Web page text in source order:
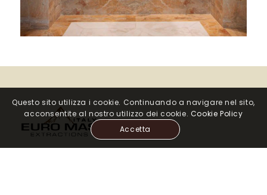
Questo sito utilizza i cookie. Continuando a navigare nel sito,
acconsentite al nostro utilizzo dei cookie. Cookie Policy
Accetta